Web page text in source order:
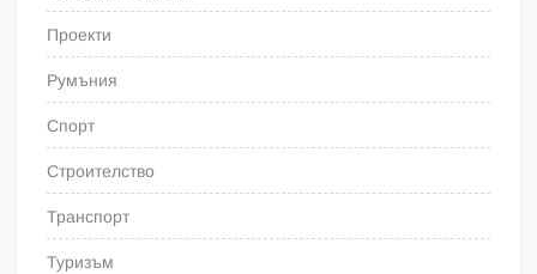
Проекти
Румъния
Спорт
Строителство
Транспорт
Туризъм